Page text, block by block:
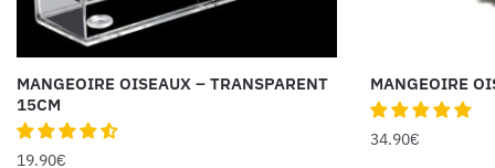
MANGEOIRE OISEAUX – TRANSPARENT
15CM
19.90€
MANGEOIRE
34.90€